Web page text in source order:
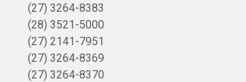
(27) 3264-8383
(28) 3521-5000
(27) 2141-7951
(27) 3264-8369
(27) 3264-8370